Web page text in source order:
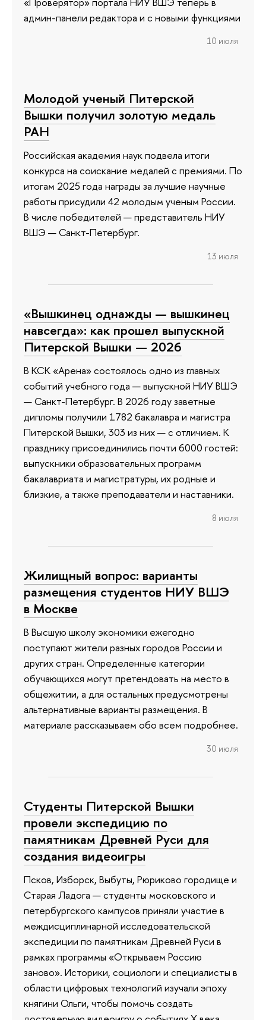
админ-панели редактора и с новыми функциями
10 июля
Молодой ученый Питерской
Вышки получил золотую медаль
РАН
Российская академия наук подвела итоги
конкурса на соискание медалей с премиями. По
итогам 2025 года награды за лучшие научные
работы присудили 42 молодым ученым России.
В числе победителей — представитель НИУ
ВШЭ — Санкт-Петербург.
13 июля
«Вышкинец однажды — вышкинец
навсегда»: как прошел выпускной
Питерской Вышки — 2026
В КСК «Арена» состоялось одно из главных
событий учебного года — выпускной НИУ ВШЭ
— Санкт-Петербург. В 2026 году заветные
дипломы получили 1782 бакалавра и магистра
Питерской Вышки, 303 из них — с отличием. К
празднику присоединились почти 6000 гостей:
выпускники образовательных программ
бакалавриата и магистратуры, их родные и
близкие, а также преподаватели и наставники.
8 июля
Жилищный вопрос: варианты
размещения студентов НИУ ВШЭ
в Москве
В Высшую школу экономики ежегодно
поступают жители разных городов России и
других стран. Определенные категории
обучающихся могут претендовать на место в
общежитии, а для остальных предусмотрены
альтернативные варианты размещения. В
материале рассказываем обо всем подробнее.
30 июля
Студенты Питерской Вышки
провели экспедицию по
памятникам Древней Руси для
создания видеоигры
Псков, Изборск, Выбуты, Рюриково городище и
Старая Ладога — студенты московского и
петербургского кампусов приняли участие в
междисциплинарной исследовательской
экспедиции по памятникам Древней Руси в
рамках программы «Открываем Россию
заново». Историки, социологи и специалисты в
области цифровых технологий изучали эпоху
княгини Ольги, чтобы помочь создать